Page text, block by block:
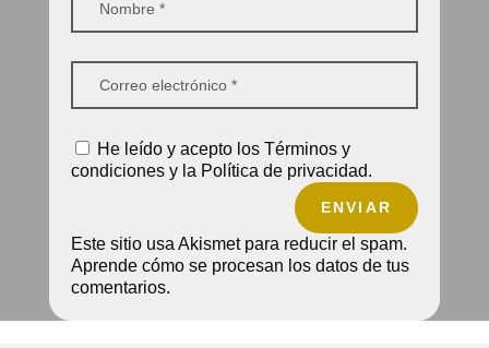
He leído y acepto los Términos y
condiciones y la Política de privacidad.
ENVIAR
Este sitio usa Akismet para reducir el spam.
Aprende cómo se procesan los datos de tus
comentarios.